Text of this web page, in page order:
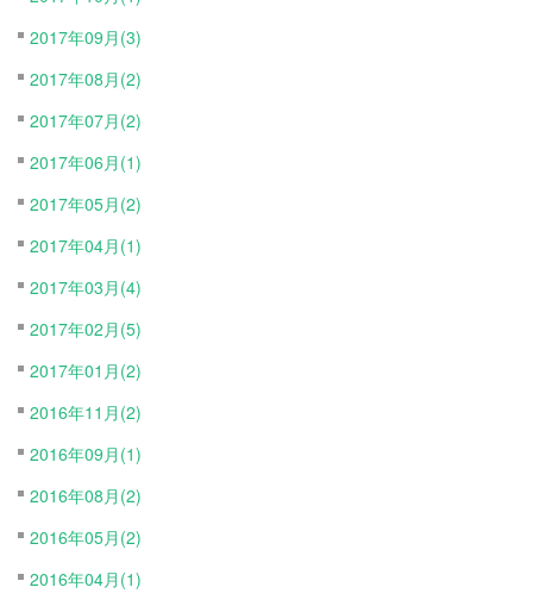
2017年09月(3)
2017年08月(2)
2017年07月(2)
2017年06月(1)
2017年05月(2)
2017年04月(1)
2017年03月(4)
2017年02月(5)
2017年01月(2)
2016年11月(2)
2016年09月(1)
2016年08月(2)
2016年05月(2)
2016年04月(1)